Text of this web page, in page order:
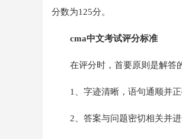
分数为125分。
cma中文考试评分标准
在评分时，首要原则是解答
1、字迹清晰，语句通顺并正
2、答案与问题密切相关并进